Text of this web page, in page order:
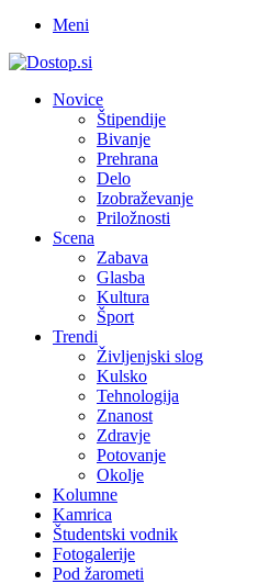
Meni
Novice
Štipendije
Bivanje
Prehrana
Delo
Izobraževanje
Priložnosti
Scena
Zabava
Glasba
Kultura
Šport
Trendi
Življenjski slog
Kulsko
Tehnologija
Znanost
Zdravje
Potovanje
Okolje
Kolumne
Kamrica
Študentski vodnik
Fotogalerije
Pod žarometi